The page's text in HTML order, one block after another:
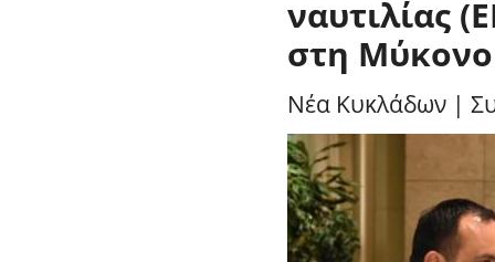
ναυτιλίας
στη Μύκονο
Νέα Κυκλάδων |